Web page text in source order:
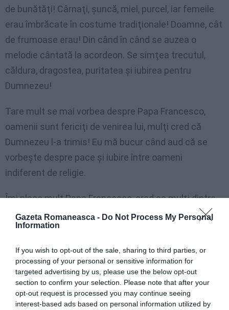
Gazeta Romaneasca - Do Not Process My Personal
Information
If you wish to opt-out of the sale, sharing to third parties, or
processing of your personal or sensitive information for
targeted advertising by us, please use the below opt-out
section to confirm your selection. Please note that after your
opt-out request is processed you may continue seeing
interest-based ads based on personal information utilized by
de bunătăţi! Cârnaţi, şuncă, miel, purcel, iar femeile
erau îmbrăcate în costume tradiţionale! Doamne, cât
de frumoase erau! Din când în când se auzea o
melodie cântată la acordeon. Se simţea trecutul,
căldura, dragostea, puritatea şi iubirea pentru
Dumnezeu!
Tare mult se mai vorbea despre Papa Francesco,
oamenii sunt fericiţi de venirea lui, mulţi cred că
Dumnezeu l-a trimis! Eu mă bucur când aud că se
vorbeşte despre pace şi iubire între oameni
indiferent de religie.
Îmi place mult Papa Francesco, cred ca mulţi dintre
noi avem ce să învăţam de la el! Paştele catolic a
trecut, iar acum este rândul nostru să ne pregătim. În
vom îmbrăca în costume naţionale româneşti luate
de la bunici, mai exact din lada de zestre a bătrânilor
noştri. Evident vom invita pe toţi cei dragi sufletului
nostru!»